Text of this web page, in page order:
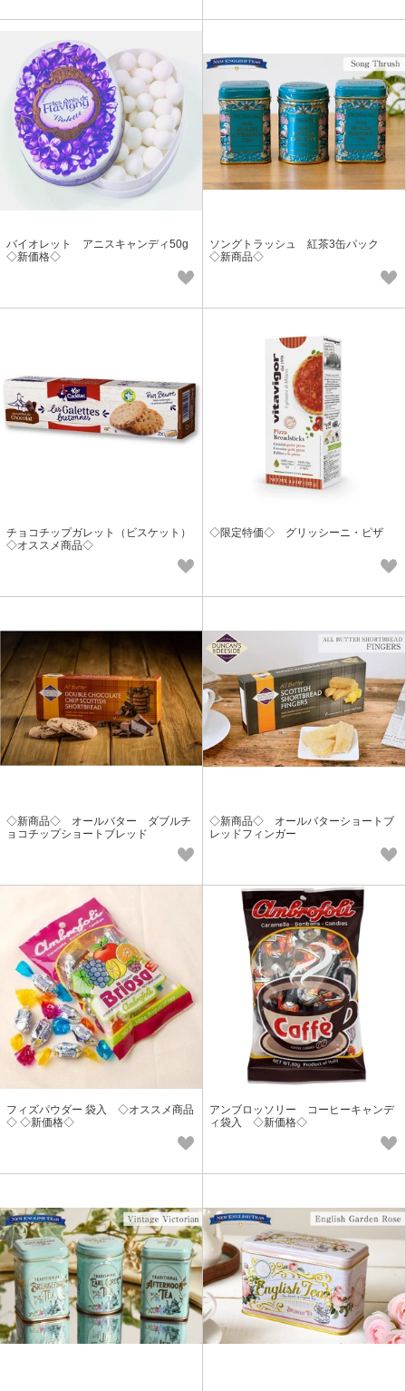
バイオレット アニスキャンディ50g
◇新価格◇
ソングトラッシュ 紅茶3缶パック
◇新商品◇
チョコチップガレット（ビスケット）
◇オススメ商品◇
◇限定特価◇ グリッシーニ・ピザ
◇新商品◇ オールバター ダブルチ
ョコチップショートブレッド
◇新商品◇ オールバターショートブ
レッドフィンガー
フィズパウダー 袋入 ◇オススメ商品
◇ ◇新価格◇
アンブロッソリー コーヒーキャンデ
ィ袋入 ◇新価格◇